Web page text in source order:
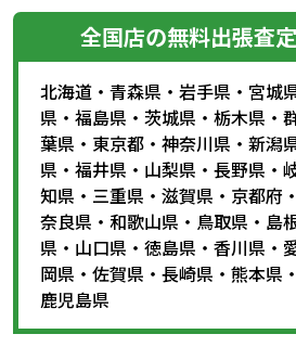
全国店の無料出張査
北海道 ・ 青森県 ・ 岩手県 ・ 宮城
県 ・ 福島県 ・ 茨城県 ・ 栃木県 ・
葉県 ・ 東京都 ・ 神奈川県 ・ 新潟
県 ・ 福井県 ・ 山梨県 ・ 長野県 ・
知県 ・ 三重県 ・ 滋賀県 ・ 京都府 ・
奈良県 ・ 和歌山県 ・ 鳥取県 ・ 島
県 ・ 山口県 ・ 徳島県 ・ 香川県 ・
岡県 ・ 佐賀県 ・ 長崎県 ・ 熊本県 ・
鹿児島県